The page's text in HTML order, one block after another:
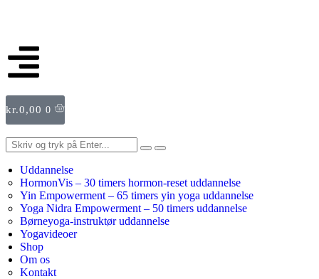
kr.0,00 0
Uddannelse
HormonVis – 30 timers hormon-reset uddannelse
Yin Empowerment – 65 timers yin yoga uddannelse
Yoga Nidra Empowerment – 50 timers uddannelse
Børneyoga-instruktør uddannelse
Yogavideoer
Shop
Om os
Kontakt